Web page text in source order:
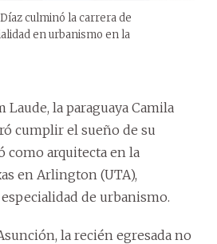
Díaz culminó la carrera de
en urbanismo en la
la paraguaya Camila
cumplir el sueño de su
como arquitecta en la
en Arlington (UTA),
de urbanismo.
la recién egresada no